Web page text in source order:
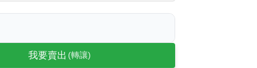
我要賣出 (轉讓)